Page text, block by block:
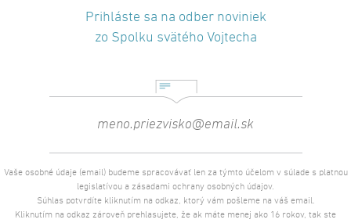
Prihláste sa na odber noviniek
zo Spolku svätého Vojtecha
Vaše osobné údaje (email) budeme spracovávať len za týmto účelom v súlade s platnou
legislatívou a zásadami ochrany osobných údajov.
Súhlas potvrdíte kliknutím na odkaz, ktorý vám pošleme na váš email.
Kliknutím na odkaz zároveň prehlasujete, že ak máte menej ako 16 rokov, tak ste